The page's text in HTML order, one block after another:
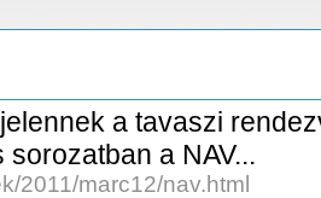
a tavaszi
a NAV...
2011/marc12/nav.html